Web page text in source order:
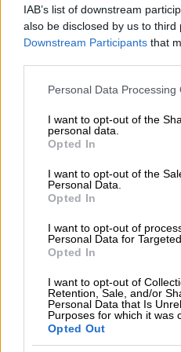
IAB’s list of downstream
also be disclosed by us to third
Downstream Participants that
Please note that this website/
not limited to your visit or
grant or deny consent to
use your data for below
consent section.
Personal Data Processing
I want to opt-out of the
personal data.
Opted In
I want to opt-out of the
Personal Data.
Opted In
I want to opt-out of
Personal Data for
Opted In
I want to opt-out of
Retention, Sale, and/or
Personal Data that Is
Purposes for which it was
Opted Out
ΟΜπόρισλαβ
αρκετές ομάδες της
θέση τερματοφύλακα,
μεταξύ άλλων από τη
Ο ίδιος απογείωσε την
ευρέως γνωστός στο
μετά τοΠαγκόσμιο
έφτασε με την εθνική
στα ημιτελικά.
ΔΙΑΒΑΣΤΕ ΕΠΙΣΗΣ
Αθλητισμός
Ινφαντίνο: «Το
στο Μουντιάλ, δεν
Αθλητισμός|31.03.2026